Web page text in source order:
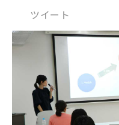
企
ツイート